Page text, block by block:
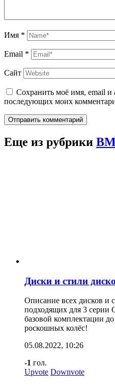
Имя *
Email *
Сайт
Сохранить моё имя, email и
последующих моих
Отправить комментарий
Еще из рубрики
Диски и стили
Описание всех дисков и
подходящих для 3 серии
базовой комплектации
роскошных колёс!
05.08.2022, 10:26
-1 гол.
Upvote Downvote